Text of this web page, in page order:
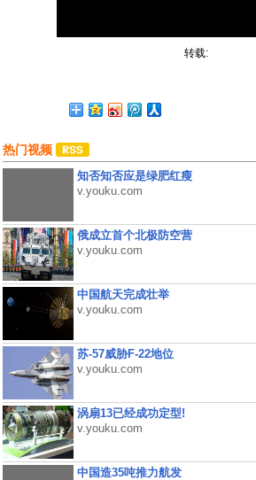
转载:
热门视频
知否知否应是绿肥红瘦
v.youku.com
俄成立首个北极防空营
v.youku.com
中国航天完成壮举
v.youku.com
苏-57威胁F-22地位
v.youku.com
涡扇13已经成功定型!
v.youku.com
中国造35吨推力航发